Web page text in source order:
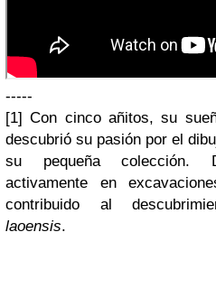
-----
[1] Con cinco añitos, su
descubrió su pasión por el
su pequeña colección.
activamente en
contribuido al
laoensis.